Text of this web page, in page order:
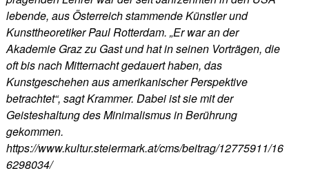
lebende, aus Österreich stammende Künstler und
Kunsttheoretiker Paul Rotterdam. „Er war an der
Akademie Graz zu Gast und hat in seinen Vorträgen, die
oft bis nach Mitternacht gedauert haben, das
Kunstgeschehen aus amerikanischer Perspektive
betrachtet“, sagt Krammer. Dabei ist sie mit der
Geisteshaltung des Minimalismus in Berührung
gekommen.
https://www.kultur.steiermark.at/cms/beitrag/12775911/16
6298034/